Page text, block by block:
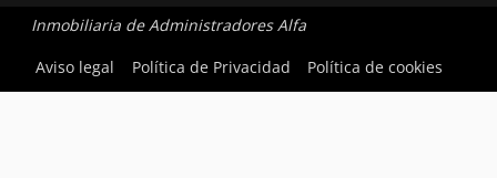
Inmobiliaria de Administradores Alfa
Aviso legal
Política de Privacidad Política de cookies